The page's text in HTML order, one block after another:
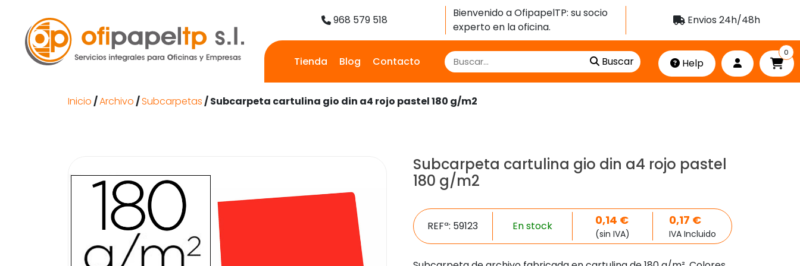
968 579 518
Bienvenido a OfipapelTP: su socio
experto en la oficina.
Envios 24h/48h
Tienda Blog Contacto Buscar Help
0
Inicio/Archivo/Subcarpetas/ Subcarpeta cartulina gio din a4 rojo pastel 180 g/m2
Subcarpeta cartulina gio din a4 rojo pastel
180 g/m2
REFª: 59123 En stock 0,14 €
(sin IVA)
0,17 €
IVA Incluido